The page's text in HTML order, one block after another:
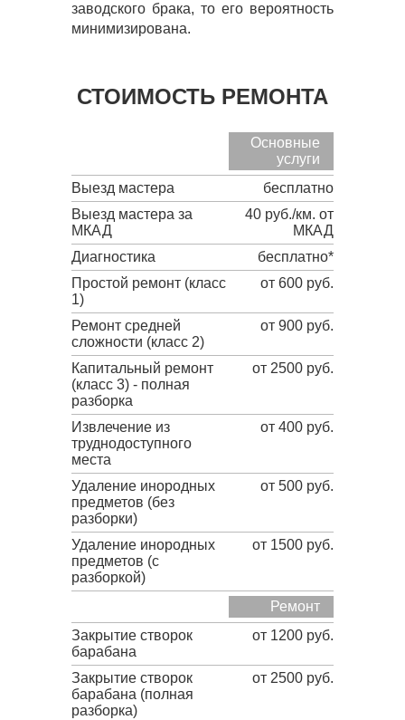
заводского брака, то его вероятность
минимизирована.
СТОИМОСТЬ РЕМОНТА
Основные
услуги
Выезд мастера
бесплатно
Выезд мастера за
МКАД
40 руб./км. от
МКАД
Диагностика
бесплатно*
Простой ремонт (класс
1)
от 600 руб.
Ремонт средней
сложности (класс 2)
от 900 руб.
Капитальный ремонт
(класс 3) - полная
разборка
от 2500 руб.
Извлечение из
труднодоступного
места
от 400 руб.
Удаление инородных
предметов (без
разборки)
от 500 руб.
Удаление инородных
предметов (с
разборкой)
от 1500 руб.
Ремонт
Закрытие створок
барабана
от 1200 руб.
Закрытие створок
барабана (полная
разборка)
от 2500 руб.